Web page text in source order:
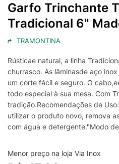
Garfo Trinchante
Tradicional 6"
TRAMONTINA
Rústicae natural, a linha
churrasco. As lâminasde aço
um corte fácil e seguro. O
todo especial à sua mesa. Com
tradição.Recomendações de
utilizar o produto novo, remova
com água e detergente."Modo
somente esponja macia, outros
de aço, poderão riscar ou
Enxágue bem a peça a fim de
Menor preço na loja Via Inox